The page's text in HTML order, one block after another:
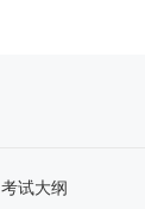
考试大纲